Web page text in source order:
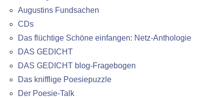
Augustins Fundsachen
CDs
Das flüchtige Schöne einfangen: Netz-Anthologie
DAS GEDICHT
DAS GEDICHT blog-Fragebogen
Das knifflige Poesiepuzzle
Der Poesie-Talk